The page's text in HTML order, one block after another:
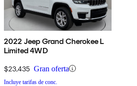
2022 Jeep Grand Cherokee L
Limited 4WD
$23,435 Gran oferta
Incluye tarifas de conc.